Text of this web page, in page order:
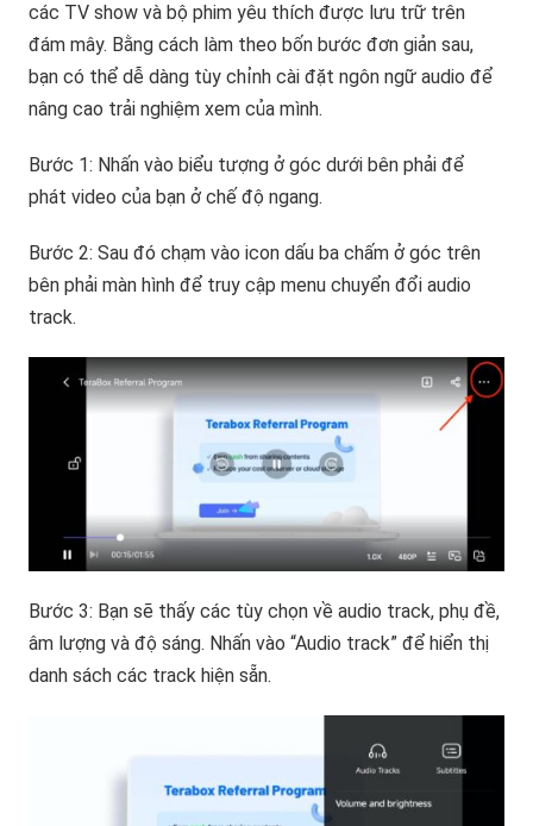
các TV show và bộ phim yêu thích được lưu trữ trên
đám mây. Bằng cách làm theo bốn bước đơn giản sau,
bạn có thể dễ dàng tùy chỉnh cài đặt ngôn ngữ audio để
nâng cao trải nghiệm xem của mình.
Bước 1: Nhấn vào biểu tượng ở góc dưới bên phải để
phát video của bạn ở chế độ ngang.
Bước 2: Sau đó chạm vào icon dấu ba chấm ở góc trên
bên phải màn hình để truy cập menu chuyển đổi audio
track.
Bước 3: Bạn sẽ thấy các tùy chọn về audio track, phụ đề,
âm lượng và độ sáng. Nhấn vào “Audio track” để hiển thị
danh sách các track hiện sẵn.